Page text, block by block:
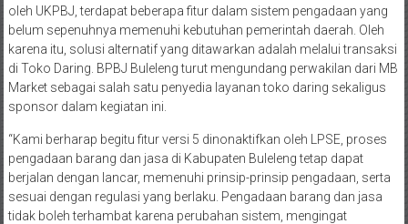
oleh UKPBJ, terdapat beberapa fitur dalam sistem pengadaan yang
belum sepenuhnya memenuhi kebutuhan pemerintah daerah. Oleh
karena itu, solusi alternatif yang ditawarkan adalah melalui transaksi
di Toko Daring. BPBJ Buleleng turut mengundang perwakilan dari MB
Market sebagai salah satu penyedia layanan toko daring sekaligus
sponsor dalam kegiatan ini.
“Kami berharap begitu fitur versi 5 dinonaktifkan oleh LPSE, proses
pengadaan barang dan jasa di Kabupaten Buleleng tetap dapat
berjalan dengan lancar, memenuhi prinsip-prinsip pengadaan, serta
sesuai dengan regulasi yang berlaku. Pengadaan barang dan jasa
tidak boleh terhambat karena perubahan sistem, mengingat